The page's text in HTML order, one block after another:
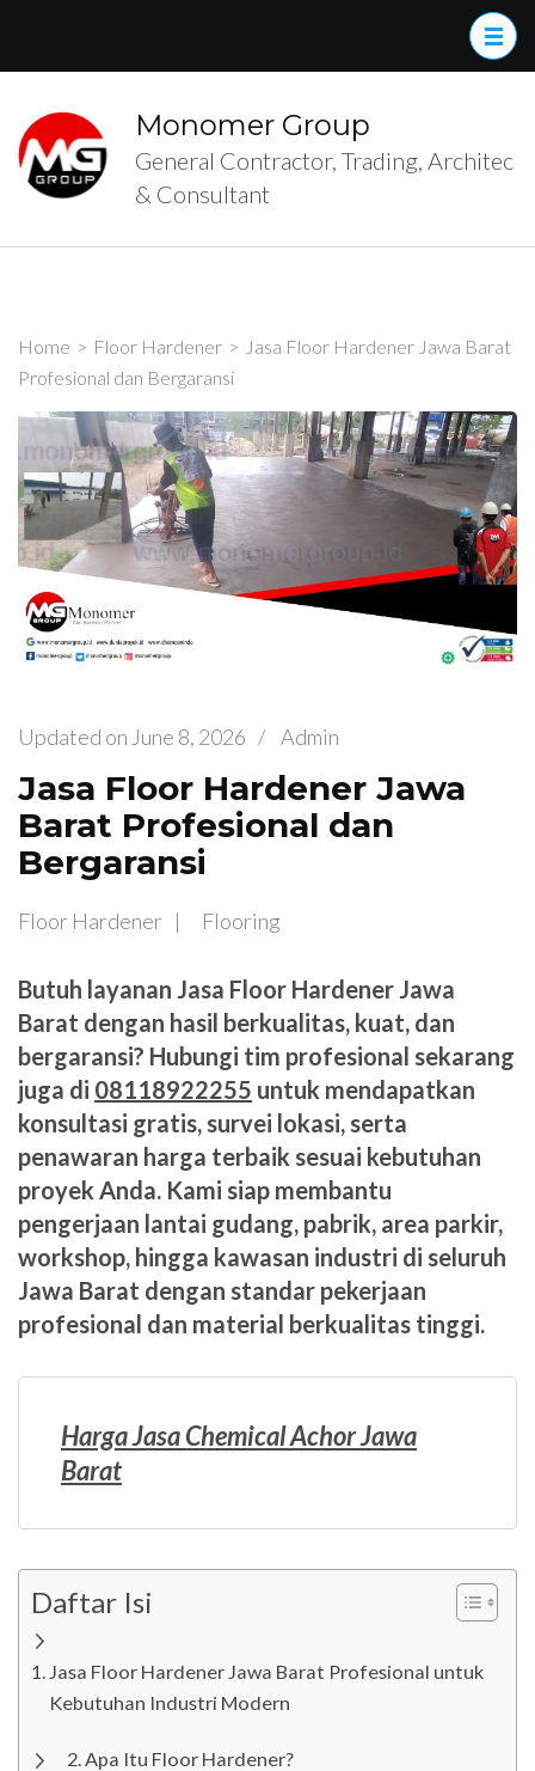
(Press
Enter)
Monomer Group
General Contractor, Trading, Architec
& Consultant
Home > Floor Hardener > Jasa Floor Hardener Jawa Barat
Profesional dan Bergaransi
Updated on June 8, 2026 / Admin
Jasa Floor Hardener Jawa
Barat Profesional dan
Bergaransi
Floor Hardener Flooring
Butuh layanan Jasa Floor Hardener Jawa
Barat dengan hasil berkualitas, kuat, dan
bergaransi? Hubungi tim profesional sekarang
juga di 08118922255 untuk mendapatkan
konsultasi gratis, survei lokasi, serta
penawaran harga terbaik sesuai kebutuhan
proyek Anda. Kami siap membantu
pengerjaan lantai gudang, pabrik, area parkir,
workshop, hingga kawasan industri di seluruh
Jawa Barat dengan standar pekerjaan
profesional dan material berkualitas tinggi.
Harga Jasa Chemical Achor Jawa
Barat
Daftar Isi
Jasa Floor Hardener Jawa Barat Profesional untuk
Kebutuhan Industri Modern
Apa Itu Floor Hardener?